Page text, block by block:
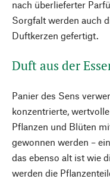
nach überlieferter
Sorgfalt werden auch
Duftkerzen gefertigt.
Duft aus der
Panier des Sens
konzentrierte,
Pflanzen und Blüten
gewonnen werden –
das ebenso alt ist wie
werden die